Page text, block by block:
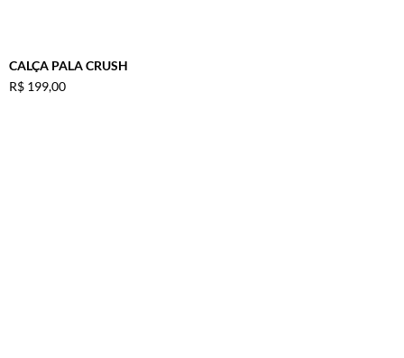
CALÇA PALA CRUSH
R$ 199,00